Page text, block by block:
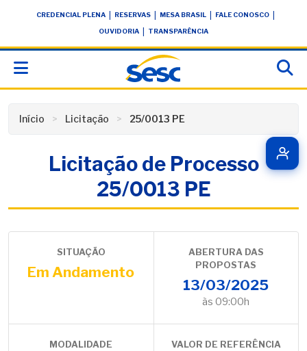
conteúdoCREDENCIAL PLENA RESERVAS MESA BRASIL FALE CONOSCO
OUVIDORIA TRANSPARÊNCIA
Início Licitação 25/0013 PE
Licitação de Processo
25/0013 PE
SITUAÇÃO
Em Andamento
ABERTURA DAS
PROPOSTAS
13/03/2025
às 09:00h
MODALIDADE VALOR DE REFERÊNCIA